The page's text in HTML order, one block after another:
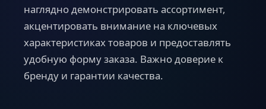
наглядно демонстрировать ассортимент,
акцентировать внимание на ключевых
характеристиках товаров и предоставлять
удобную форму заказа. Важно доверие к
бренду и гарантии качества.